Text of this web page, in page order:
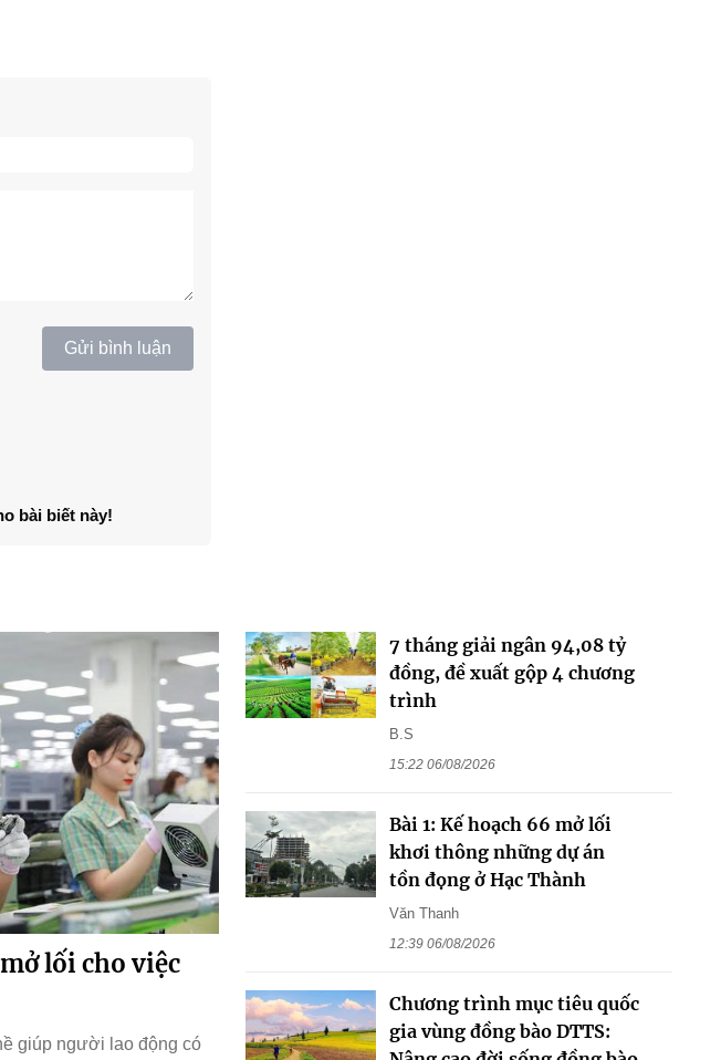
Gửi bình luận
bài biết này!
lối cho việc
giúp người lao động có
7 tháng giải ngân 94,08 tỷ
đồng, đề xuất gộp 4 chương
trình
B.S
15:22 06/08/2026
Bài 1: Kế hoạch 66 mở lối
khơi thông những dự án
tồn đọng ở Hạc Thành
Văn Thanh
12:39 06/08/2026
Chương trình mục tiêu quốc
gia vùng đồng bào DTTS: